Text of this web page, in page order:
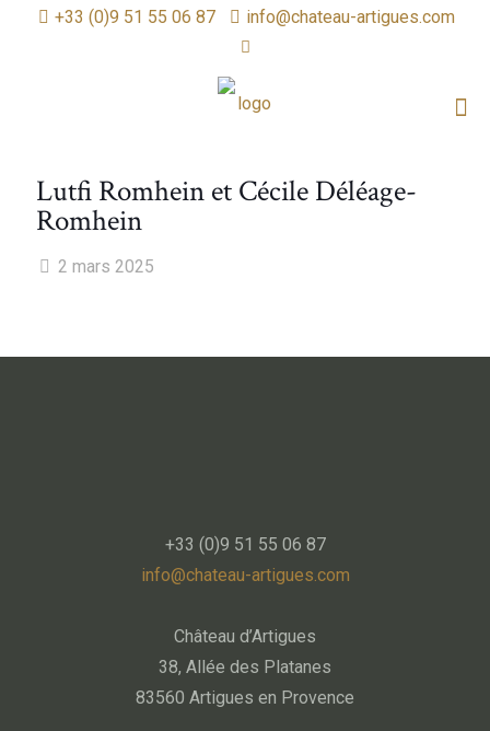
+33 (0)9 51 55 06 87 info@chateau-artigues.com
Lutfi Romhein et Cécile Déléage-
Romhein
2 mars 2025
+33 (0)9 51 55 06 87
info@chateau-artigues.com
Château d’Artigues
38, Allée des Platanes
83560 Artigues en Provence